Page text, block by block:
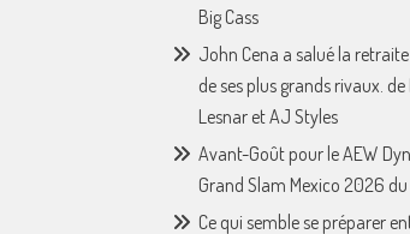
Big Cass
John Cena a salué la retraite
de ses plus grands rivaux.
Lesnar et AJ Styles
Avant-Goût pour le AEW
Grand Slam Mexico 2026
Ce qui semble se préparer